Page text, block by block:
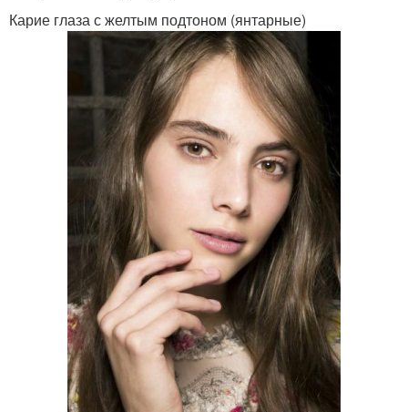
Карие глаза с желтым подтоном (янтарные)